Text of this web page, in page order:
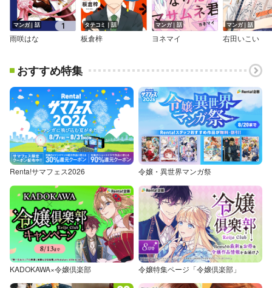
マンガ｜話
雨咲はな
タテコミ｜話
板倉梓
マンガ｜話
ヨネマイ
マンガ｜話
右田いこい
おすすめ特集
Renta!サマフェス2026 令嬢・異世界マンガ祭
KADOKAWA×令嬢倶楽部 令嬢特集ページ「令嬢倶楽部」